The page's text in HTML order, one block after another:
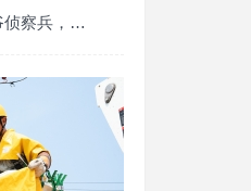
蔡甸一家两代兵：爷爷侦察兵，孙子考上海军